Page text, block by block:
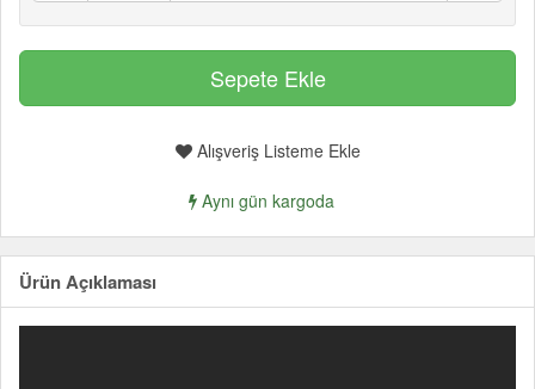
Alışveriş Listeme Ekle
Aynı gün kargoda
Ürün Açıklaması